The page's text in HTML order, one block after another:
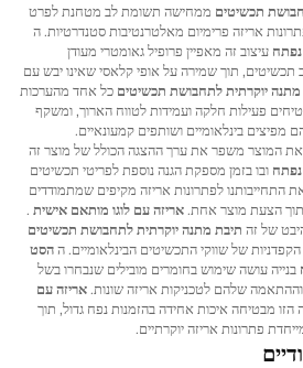
תכשיטים ממחישה תשומת לב מטחנת לפרט
אריזה פרימיום מאלטרנטיבות סטנדרטיות. ה
נפתח עיצוב זה מאפיין פרופיל גאומטרי מעודן
תכשיטים, תוך שמירה על אופי קלאסי שאינו יבש עם
מתנה יוקרתית לתחבושת תכשיטים כל אחד מהערכות
פעילות חלקה ועמידות לטווח הארוך, ומשקף
בינלאומיים ושותפים קמעונאיים.
את המוצר משפר את ערך ההצגה הכולל של מוצר זה
נפתח ובו בזמן מספקת הגנה נוספת לפריטי תכשיטים
התחייבותנו לפתרונות אריזה מקיפים שמתמודדים
הצעת מוצר אחת. אריזה עם לוגו מותאם אישית .
של זה תיבת מתנה יוקרתית לתחבושת תכשיטים
של שווקי התכשיטים הבינלאומיים. ההסט
בנייה עושה שימוש בחומרים מובילים שנבחרו בשל
שלהם לטכניקות אריזה שונות. אריזה עם
הזו מבטיחה איכות אחידה בהזמנות נפח גדול, תוך
פתרונות אריזה יוקרתיים.